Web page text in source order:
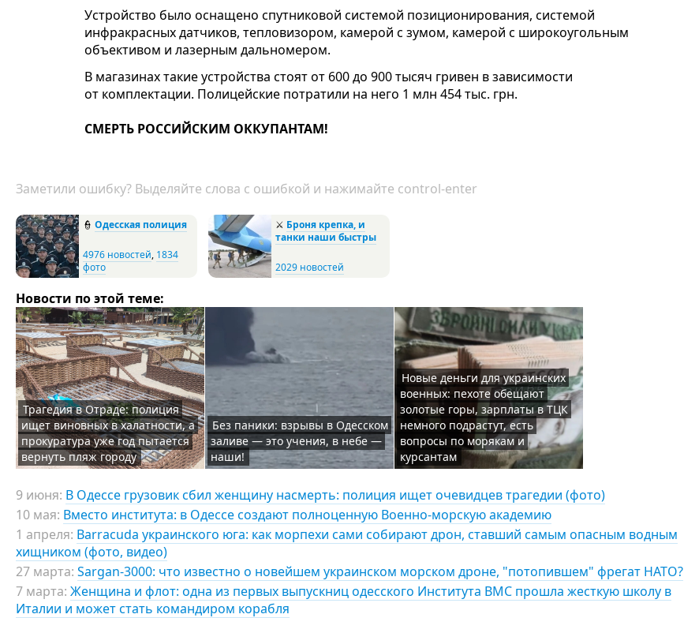
Устройство было оснащено спутниковой системой позиционирования, системой
инфракрасных датчиков, тепловизором, камерой с зумом, камерой с широкоугольным
объективом и лазерным дальномером.
В магазинах такие устройства стоят от 600 до 900 тысяч гривен в зависимости
от комплектации. Полицейские потратили на него 1 млн 454 тыс. грн.
СМЕРТЬ РОССИЙСКИМ ОККУПАНТАМ!
Заметили ошибку? Выделяйте слова с ошибкой и нажимайте control-enter
👮 Одесская полиция
4976 новостей, 1834
фото
⚔️ Броня крепка, и
танки наши быстры
2029 новостей
Новости по этой теме:
Трагедия в Отраде: полиция
ищет виновных в халатности, а
прокуратура уже год пытается
вернуть пляж городу
Без паники: взрывы в Одесском
заливе — это учения, в небе —
наши!
Новые деньги для украинских
военных: пехоте обещают
золотые горы, зарплаты в ТЦК
немного подрастут, есть
вопросы по морякам и
курсантам
9 июня: В Одессе грузовик сбил женщину насмерть: полиция ищет очевидцев трагедии (фото)
10 мая: Вместо института: в Одессе создают полноценную Военно-морскую академию
1 апреля: Barracuda украинского юга: как морпехи сами собирают дрон, ставший самым опасным водным
хищником (фото, видео)
27 марта: Sargan-3000: что известно о новейшем украинском морском дроне, "потопившем" фрегат НАТО?
7 марта: Женщина и флот: одна из первых выпускниц одесского Института ВМС прошла жесткую школу в
Италии и может стать командиром корабля